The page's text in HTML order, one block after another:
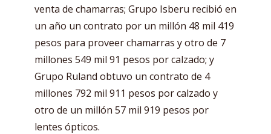
venta de chamarras; Grupo Isberu recibió en
un año un contrato por un millón 48 mil 419
pesos para proveer chamarras y otro de 7
millones 549 mil 91 pesos por calzado; y
Grupo Ruland obtuvo un contrato de 4
millones 792 mil 911 pesos por calzado y
otro de un millón 57 mil 919 pesos por
lentes ópticos.